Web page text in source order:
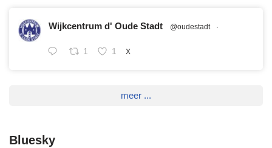
Wijkcentrum d' Oude Stadt @oudestadt ·
1 1 X
meer ...
Bluesky